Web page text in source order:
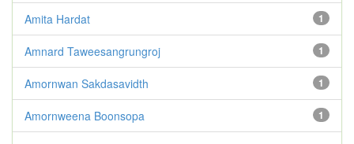
1
Amita Hardat
1
Amnard Taweesangrungroj
1
Amornwan Sakdasavidth
1
Amornweena Boonsopa